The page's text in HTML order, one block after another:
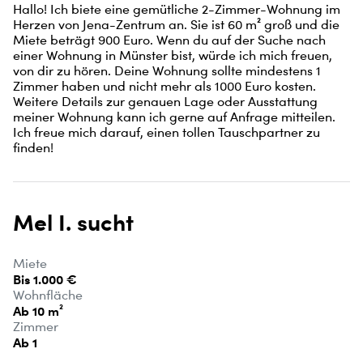
Hallo! Ich biete eine gemütliche 2-Zimmer-Wohnung im
Herzen von Jena-Zentrum an. Sie ist 60 m² groß und die
Miete beträgt 900 Euro. Wenn du auf der Suche nach
einer Wohnung in Münster bist, würde ich mich freuen,
von dir zu hören. Deine Wohnung sollte mindestens 1
Zimmer haben und nicht mehr als 1000 Euro kosten.
Weitere Details zur genauen Lage oder Ausstattung
meiner Wohnung kann ich gerne auf Anfrage mitteilen.
Ich freue mich darauf, einen tollen Tauschpartner zu
finden!
Mel I. sucht
Miete
Bis 1.000 €
Wohnfläche
Ab 10 m²
Zimmer
Ab 1